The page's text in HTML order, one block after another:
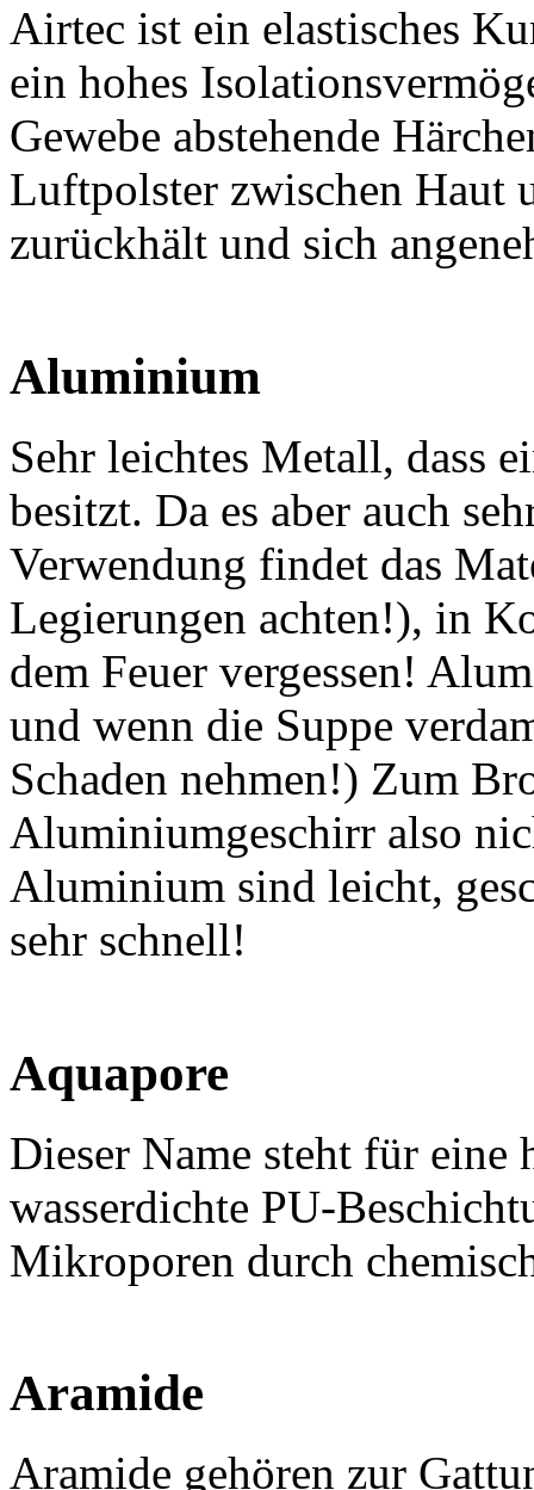
Airtec ist ein elastisches
ein hohes
Gewebe abstehende
Luftpolster zwischen Haut
zurückhält und sich
Aluminium
Sehr leichtes Metall, dass
besitzt. Da es aber auch
Verwendung findet das
Legierungen achten!), in
dem Feuer vergessen!
und wenn die Suppe
Schaden nehmen!) Zum
Aluminiumgeschirr also
Aluminium sind leicht,
sehr schnell!
Aquapore
Dieser Name steht für eine
wasserdichte PU-
Mikroporen durch
Aramide
Aramide gehören zur